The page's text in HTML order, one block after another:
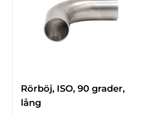
Rörböj, ISO, 90 grader,
lång